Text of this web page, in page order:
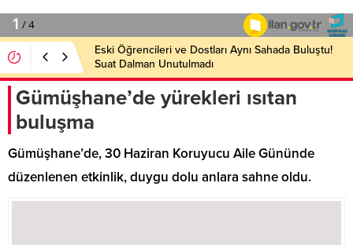
Eski Öğrencileri ve Dostları Aynı Sahada Buluştu!
Suat Dalman Unutulmadı
Gümüşhane’de yürekleri ısıtan
buluşma
Gümüşhane’de, 30 Haziran Koruyucu Aile Gününde
düzenlenen etkinlik, duygu dolu anlara sahne oldu.